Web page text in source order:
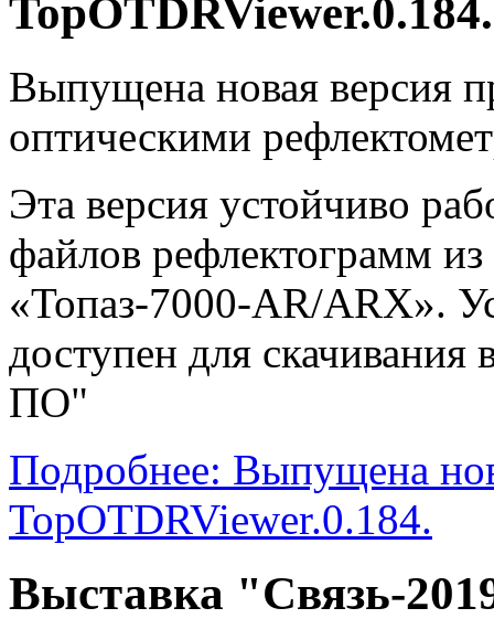
TopOTDRViewer.0.184.
Выпущена новая версия
оптическими
Эта версия устойчиво
файлов рефлектограмм
«Топаз-7000-AR/ARX».
доступен для
ПО"
Подробнее: Выпущена
TopOTDRViewer.0.184.
Выставка "Связь-